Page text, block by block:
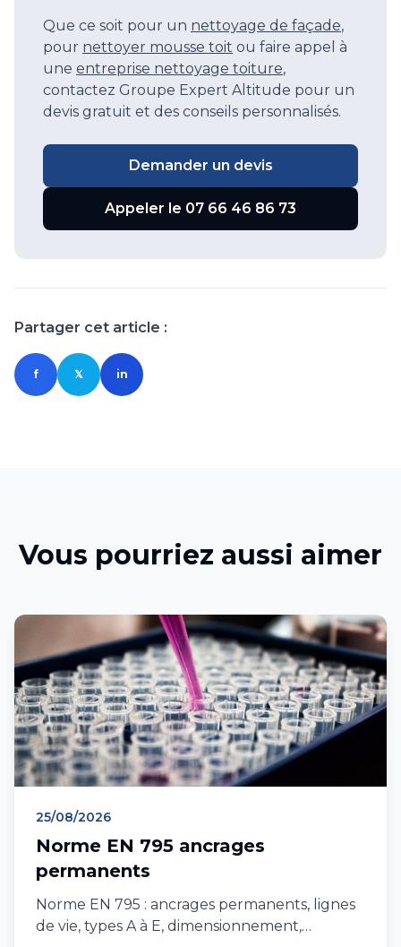
Que ce soit pour un nettoyage de façade,
pour nettoyer mousse toit ou faire appel à
une entreprise nettoyage toiture,
contactez Groupe Expert Altitude pour un
devis gratuit et des conseils personnalisés.
Demander un devis
Appeler le 07 66 46 86 73
Partager cet article :
f 𝕏 in
Vous pourriez aussi aimer
25/08/2026
Norme EN 795 ancrages
permanents
Norme EN 795 : ancrages permanents, lignes
de vie, types A à E, dimensionnement,